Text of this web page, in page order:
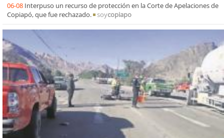
06-08 Interpuso un recurso de protección en la Corte de Apelaciones de
Copiapó, que fue rechazado.
soycopiapo